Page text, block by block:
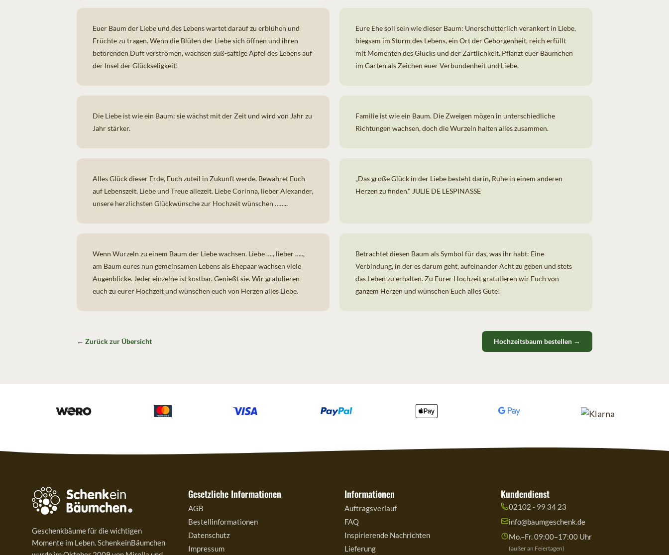
Euer Baum der Liebe und des Lebens wartet darauf zu erblühen und
Früchte zu tragen. Wenn die Blüten der Liebe sich öffnen und ihren
betörenden Duft verströmen, wachsen süß-saftige Äpfel des Lebens auf
der Insel der Glückseligkeit!
Eure Ehe soll sein wie dieser Baum: Unerschütterlich verankert in Liebe,
biegsam im Sturm des Lebens, ein Ort der Geborgenheit, reich erfüllt
mit Momenten des Glücks und der Zärtlichkeit. Pflanzt euer Bäumchen
im Garten als Zeichen euer Verbundenheit und Liebe.
Die Liebe ist wie ein Baum: sie wächst mit der Zeit und wird von Jahr zu
Jahr stärker.
Familie ist wie ein Baum. Die Zweigen mögen in unterschiedliche
Richtungen wachsen, doch die Wurzeln halten alles zusammen.
Alles Glück dieser Erde, Euch zuteil in Zukunft werde. Bewahret Euch
auf Lebenszeit, Liebe und Treue allezeit. Liebe Corinna, lieber Alexander,
unsere herzlichsten Glückwünsche zur Hochzeit wünschen ……..
„Das große Glück in der Liebe besteht darin, Ruhe in einem anderen
Herzen zu finden." JULIE DE LESPINASSE
Wenn Wurzeln zu einem Baum der Liebe wachsen. Liebe …., lieber …..,
am Baum eures nun gemeinsamen Lebens als Ehepaar wachsen viele
Augenblicke. Jeder einzelne ist kostbar. Genießt sie. Wir gratulieren
euch zu eurer Hochzeit und wünschen euch von Herzen alles Liebe.
Betrachtet diesen Baum als Symbol für das, was ihr habt: Eine
Verbindung, in der es darum geht, aufeinander Acht zu geben und stets
das Leben zu erhalten. Zu Eurer Hochzeit gratulieren wir Euch von
ganzem Herzen und wünschen Euch alles Gute!
← Zurück zur Übersicht Hochzeitsbaum bestellen →
Geschenkbäume für die wichtigen
Momente im Leben. SchenkeinBäumchen
Gesetzliche Informationen
AGB
Bestellinformationen
Datenschutz
Impressum
Informationen
Auftragsverlauf
FAQ
Inspirierende Nachrichten
Lieferung
Kundendienst
02102 - 99 34 23
info@baumgeschenk.de
Mo.–Fr. 09:00–17:00 Uhr
(außer an Feiertagen)